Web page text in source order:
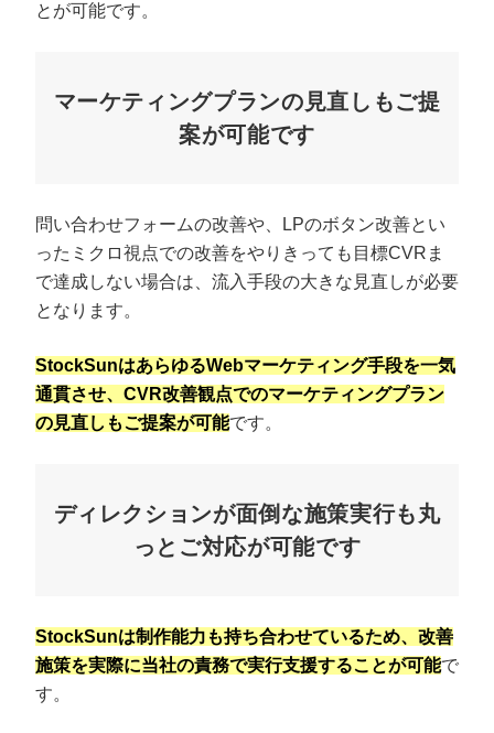
とが可能です。
マーケティングプランの見直しもご提
案が可能です
問い合わせフォームの改善や、LPのボタン改善とい
ったミクロ視点での改善をやりきっても目標CVRま
で達成しない場合は、流入手段の大きな見直しが必要
となります。
StockSunはあらゆるWebマーケティング手段を一気
通貫させ、CVR改善観点でのマーケティングプラン
の見直しもご提案が可能です。
ディレクションが面倒な施策実行も丸
っとご対応が可能です
StockSunは制作能力も持ち合わせているため、改善
施策を実際に当社の責務で実行支援することが可能で
す。